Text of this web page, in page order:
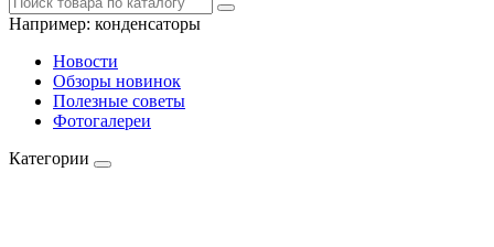
Например: конденсаторы
Новости
Обзоры новинок
Полезные советы
Фотогалереи
Категории